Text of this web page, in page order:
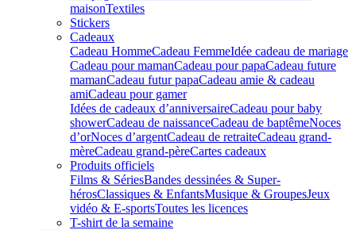
maisonTextiles
Stickers
Cadeaux
Cadeau HommeCadeau FemmeIdée cadeau de mariage​
Cadeau pour mamanCadeau pour papaCadeau future
mamanCadeau futur papaCadeau amie & cadeau
amiCadeau pour gamer
Idées de cadeaux d’anniversaireCadeau pour baby
showerCadeau de naissanceCadeau de baptêmeNoces
d’orNoces d’argentCadeau de retraiteCadeau grand-
mèreCadeau grand-pèreCartes cadeaux
Produits officiels
Films & SériesBandes dessinées & Super-
hérosClassiques & EnfantsMusique & GroupesJeux
vidéo & E-sportsToutes les licences
T-shirt de la semaine